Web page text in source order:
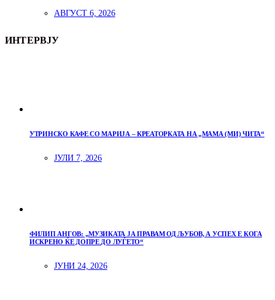
АВГУСТ 6, 2026
ИНТЕРВЈУ
УТРИНСКО КАФЕ СО МАРИЈА – КРЕАТОРКАТА НА „МАМА (МИ) ЧИТА“
ЈУЛИ 7, 2026
ФИЛИП АНГОВ: „МУЗИКАТА ЈА ПРАВАМ ОД ЉУБОВ, А УСПЕХ Е КОГА
ИСКРЕНО ЌЕ ДОПРЕ ДО ЛУЃЕТО“
ЈУНИ 24, 2026